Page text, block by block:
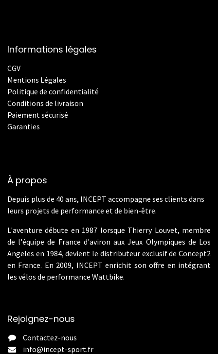
Informations légales
CGV
Mentions Légales
Politique de confidentialité
Conditions de livraison
Paiement sécurisé
Garanties
À propos
Depuis plus de 40 ans, INCEPT accompagne ses clients dans
leurs projets de performance et de bien-être.
L'aventure débute en 1987 lorsque Thierry Louvet, membre
de l'équipe de France d'aviron aux Jeux Olympiques de Los
Angeles en 1984, devient le distributeur exclusif de Concept2
en France. En 2009, INCEPT enrichit son offre en intégrant
les vélos de performance Wattbike.
Rejoignez-nous
Contactez-nous
info@incept-sport.fr